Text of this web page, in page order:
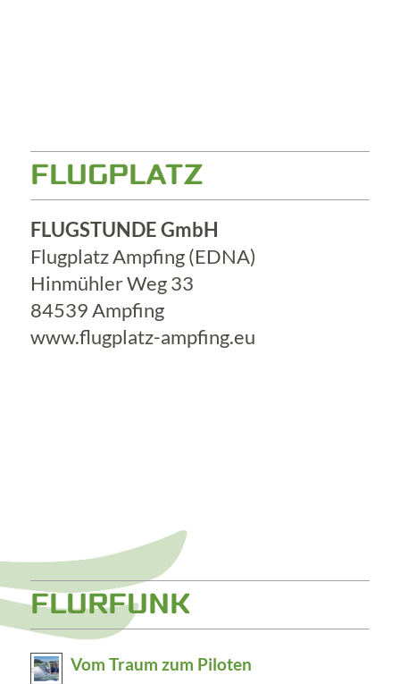
FLUGPLATZ
FLUGSTUNDE GmbH
Flugplatz Ampfing (EDNA)
Hinmühler Weg 33
84539 Ampfing
www.flugplatz-ampfing.eu
FLURFUNK
Vom Traum zum Piloten